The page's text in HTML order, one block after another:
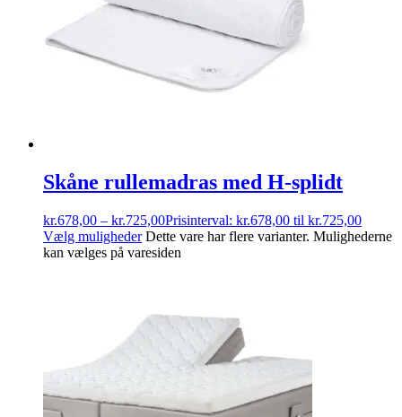
Skåne rullemadras med H-splidt
kr.678,00 – kr.725,00Prisinterval: kr.678,00 til kr.725,00
Vælg muligheder Dette vare har flere varianter. Mulighederne
kan vælges på varesiden